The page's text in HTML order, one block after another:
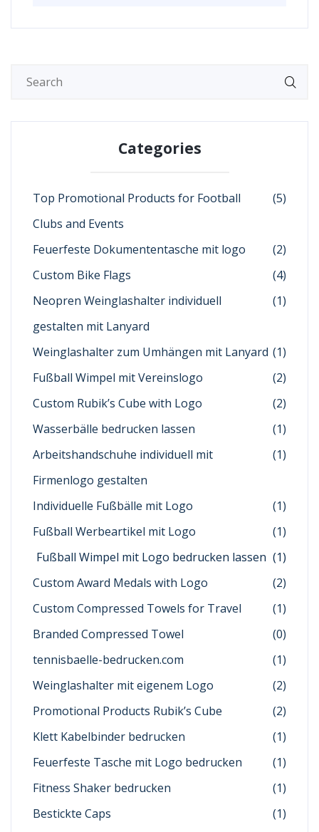
Categories
Top Promotional Products for Football
Clubs and Events
(5)
Feuerfeste Dokumententasche mit logo
(2)
Custom Bike Flags
(4)
Neopren Weinglashalter individuell
gestalten mit Lanyard
(1)
Weinglashalter zum Umhängen mit Lanyard (1)
Fußball Wimpel mit Vereinslogo
(2)
Custom Rubik’s Cube with Logo
(2)
Wasserbälle bedrucken lassen
(1)
Arbeitshandschuhe individuell mit
Firmenlogo gestalten
(1)
Individuelle Fußbälle mit Logo
(1)
Fußball Werbeartikel mit Logo
(1)
Fußball Wimpel mit Logo bedrucken lassen (1)
Custom Award Medals with Logo
(2)
Custom Compressed Towels for Travel
(1)
Branded Compressed Towel
(0)
tennisbaelle-bedrucken.com
(1)
Weinglashalter mit eigenem Logo
(2)
Promotional Products Rubik’s Cube
(2)
Klett Kabelbinder bedrucken
(1)
Feuerfeste Tasche mit Logo bedrucken
(1)
Fitness Shaker bedrucken
(1)
Bestickte Caps
(1)